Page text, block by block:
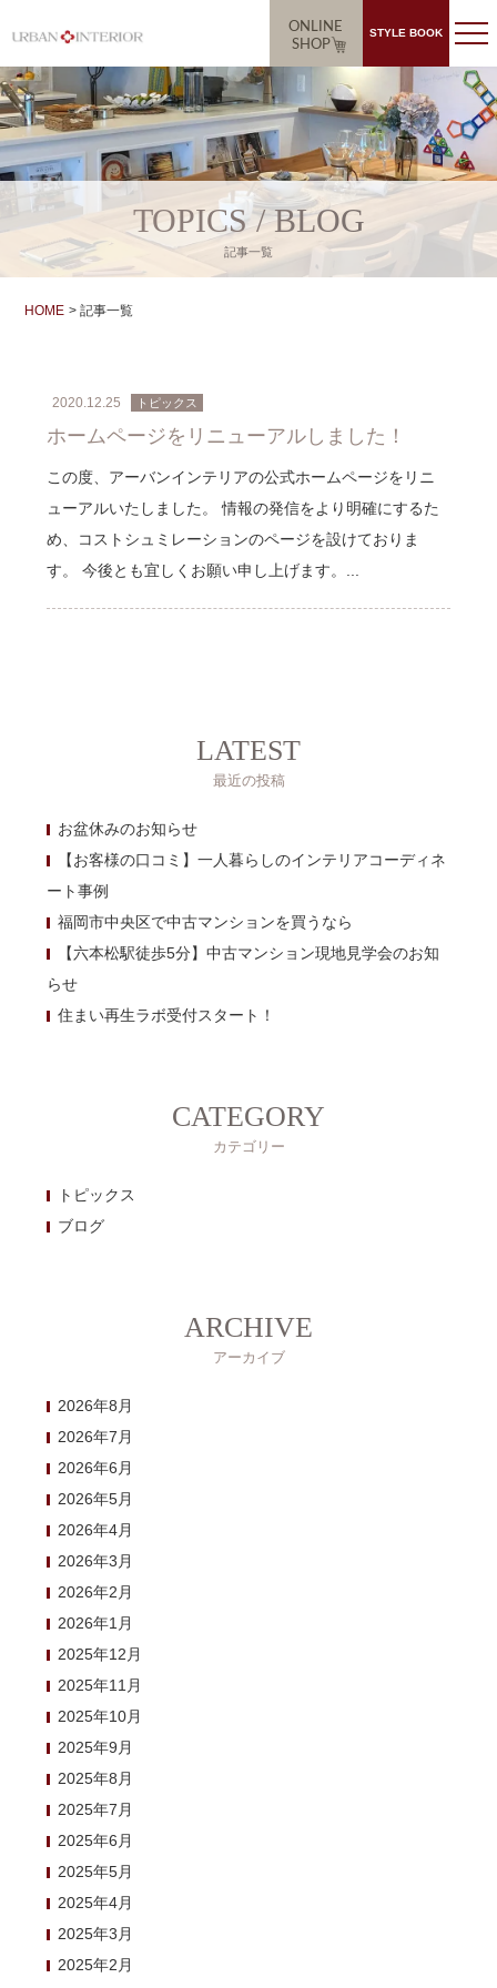
ONLINE
SHOP
STYLE BOOK
TOPICS / BLOG
記事一覧
HOME 記事一覧
2020.12.25 トピックス
ホームページをリニューアルしました！
この度、アーバンインテリアの公式ホームページをリニ
ューアルいたしました。 情報の発信をより明確にするた
め、コストシュミレーションのページを設けておりま
す。 今後とも宜しくお願い申し上げます。...
LATEST
最近の投稿
お盆休みのお知らせ
【お客様の口コミ】一人暮らしのインテリアコーディネ
ート事例
福岡市中央区で中古マンションを買うなら
【六本松駅徒歩5分】中古マンション現地見学会のお知
らせ
住まい再生ラボ受付スタート！
CATEGORY
カテゴリー
トピックス
ブログ
ARCHIVE
アーカイブ
2026年8月
2026年7月
2026年6月
2026年5月
2026年4月
2026年3月
2026年2月
2026年1月
2025年12月
2025年11月
2025年10月
2025年9月
2025年8月
2025年7月
2025年6月
2025年5月
2025年4月
2025年3月
2025年2月